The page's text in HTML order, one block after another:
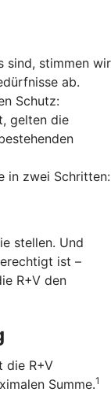
sind, stimmen wir
ab.
Schutz:
gelten die
in zwei Schritten:
stellen. Und
ist –
R+V den
die R+V
Summe.1